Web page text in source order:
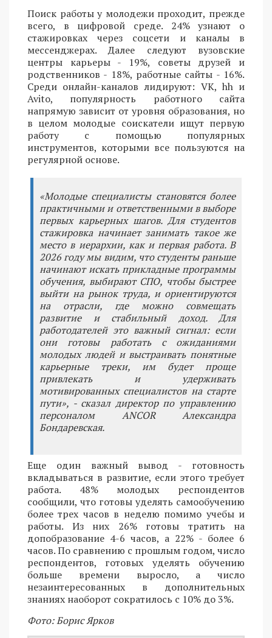
Поиск работы у молодежи проходит, прежде
всего, в цифровой среде. 24% узнают о
стажировках через соцсети и каналы в
мессенджерах. Далее следуют вузовские
центры карьеры - 19%, советы друзей и
родственников - 18%, работные сайты - 16%.
Среди онлайн-каналов лидируют: VK, hh и
Avito, популярность работного сайта
напрямую зависит от уровня образования, но
в целом молодые соискатели ищут первую
работу с помощью популярных
инструментов, которыми все пользуются на
регулярной основе.
«Молодые специалисты становятся более
практичными и ответственными в выборе
первых карьерных шагов. Для студентов
стажировка начинает занимать такое же
место в иерархии, как и первая работа. В
2026 году мы видим, что студенты раньше
начинают искать прикладные программы
обучения, выбирают СПО, чтобы быстрее
выйти на рынок труда, и ориентируются
на отрасли, где можно совмещать
развитие и стабильный доход. Для
работодателей это важный сигнал: если
они готовы работать с ожиданиями
молодых людей и выстраивать понятные
карьерные треки, им будет проще
привлекать и удерживать
мотивированных специалистов на старте
пути», - сказал директор по управлению
персоналом ANCOR Александра
Бондаревская.
Еще один важный вывод - готовность
вкладываться в развитие, если этого требует
работа. 48% молодых респондентов
сообщили, что готовы уделять самообучению
более трех часов в неделю помимо учебы и
работы. Из них 26% готовы тратить на
допобразование 4-6 часов, а 22% - более 6
часов. По сравнению с прошлым годом, число
респондентов, готовых уделять обучению
больше времени выросло, а число
незаинтересованных в дополнительных
знаниях наоборот сократилось с 10% до 3%.
Фото: Борис Ярков